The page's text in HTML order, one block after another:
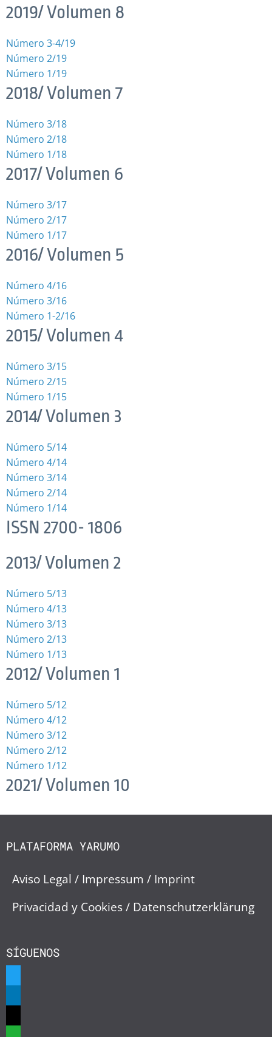
2019/ Volumen 8
Número 3-4/19
Número 2/19
Número 1/19
2018/ Volumen 7
Número 3/18
Número 2/18
Número 1/18
2017/ Volumen 6
Número 3/17
Número 2/17
Número 1/17
2016/ Volumen 5
Número 4/16
Número 3/16
Número 1-2/16
2015/ Volumen 4
Número 3/15
Número 2/15
Número 1/15
2014/ Volumen 3
Número 5/14
Número 4/14
Número 3/14
Número 2/14
Número 1/14
ISSN 2700- 1806
2013/ Volumen 2
Número 5/13
Número 4/13
Número 3/13
Número 2/13
Número 1/13
2012/ Volumen 1
Número 5/12
Número 4/12
Número 3/12
Número 2/12
Número 1/12
2021/ Volumen 10
PLATAFORMA YARUMO
Aviso Legal / Impressum / Imprint
Privacidad y Cookies / Datenschutzerklärung
SÍGUENOS